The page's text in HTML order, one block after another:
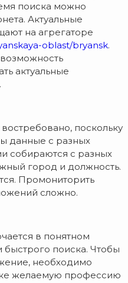
поиска можно
Актуальные
на агрегаторе
oblast/bryansk.
актуальные
поскольку
данные с разных
собираются с разных
город и должность.
Промониторить
сложно.
в понятном
поиска. Чтобы
необходимо
желаемую профессию